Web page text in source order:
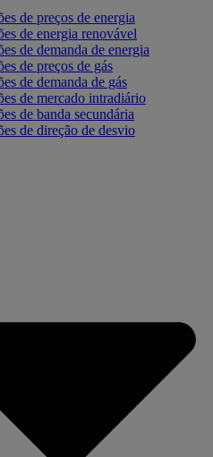
de preços de energia
de energia renovável
de demanda de energia
de preços de gás
de demanda de gás
de mercado intradiário
de banda secundária
de direção de desvio